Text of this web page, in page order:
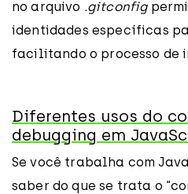
no arquivo .gitconfig
identidades específicas
facilitando o processo de
Diferentes usos do
debugging em
Se você trabalha com
saber do que se trata o